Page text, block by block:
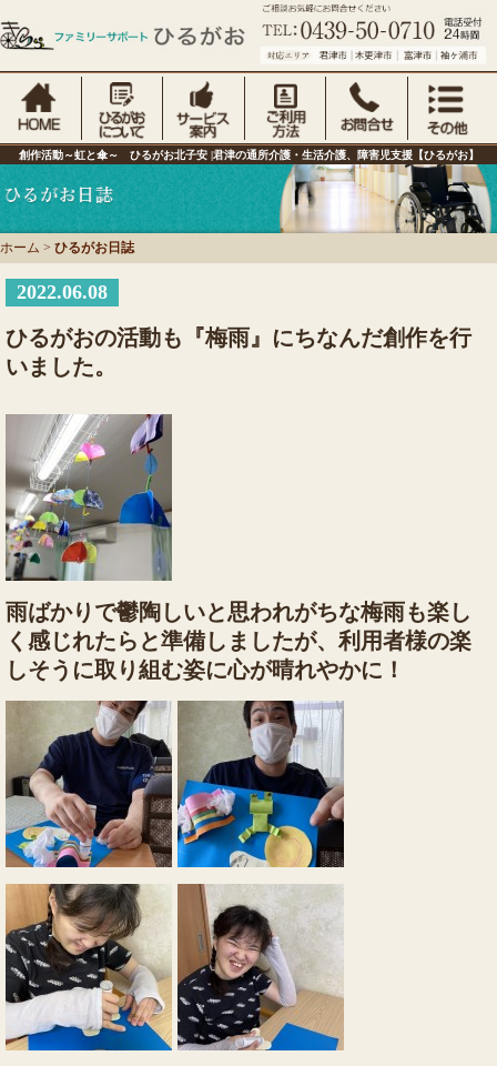
創作活動～虹と傘～ ひるがお北子安 |君津の通所介護・生活介護、障害児支援【ひるがお】
ホーム > ひるがお日誌
2022.06.08
ひるがおの活動も『梅雨』にちなんだ創作を行
いました。
雨ばかりで鬱陶しいと思われがちな梅雨も楽し
く感じれたらと準備しましたが、利用者様の楽
しそうに取り組む姿に心が晴れやかに！